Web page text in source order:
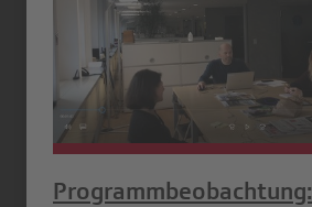
Programmbeobachtung: